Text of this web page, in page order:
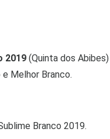
2019 (Quinta dos Abibes)
Melhor Branco.
Branco 2019.